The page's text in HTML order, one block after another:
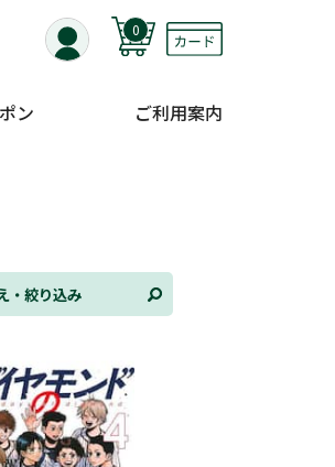
0
ン ご利用案内
・絞り込み